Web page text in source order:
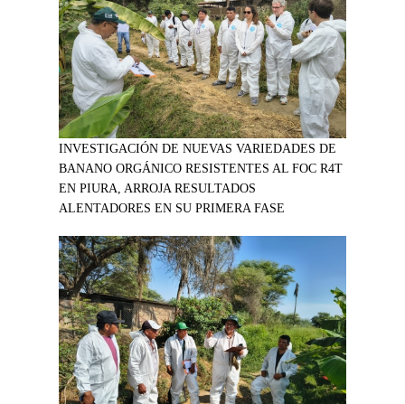
INVESTIGACIÓN DE NUEVAS VARIEDADES DE
BANANO ORGÁNICO RESISTENTES AL FOC R4T
EN PIURA, ARROJA RESULTADOS
ALENTADORES EN SU PRIMERA FASE